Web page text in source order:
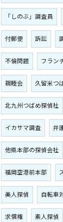
「しのぶ」調査員
付郵便 訴訟
不倫問題 フラン
親睦会 久留米つ
北九州つばめ探偵社
イカサマ調査 弁
他県本部の探偵会社
福岡空港前本部
美人探偵 自転車
求償権 素人探偵